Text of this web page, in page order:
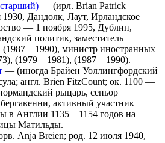
— (ирл. Brian Patrick
1930, Дандолк, Лаут, Ирландское
— 1 ноября 1995, Дублин,
политик, заместитель
(1987—1990), министр иностранных
(1979—1981), (1987—1990).
— (иногда Брайен Уоллингфордский
англ. Brien FitzCount; ок. 1100 —
рыцарь, сеньор
активный участник
в Англии 1135—1154 годов на
Матильды.
Anja Breien; род. 12 июля 1940,